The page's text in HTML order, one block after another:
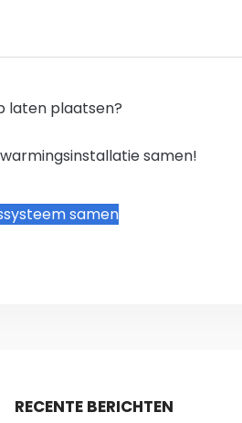
laten plaatsen?
samen!
samen
RECENTE BERICHTEN